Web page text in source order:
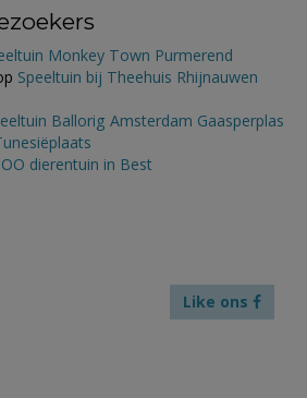
Monkey Town Purmerend
Speeltuin bij Theehuis Rhijnauwen
Ballorig Amsterdam Gaasperplas
dierentuin in Best
Like ons